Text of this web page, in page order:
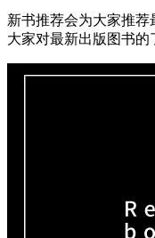
新书推荐会为大家推
大家对最新出版图书的